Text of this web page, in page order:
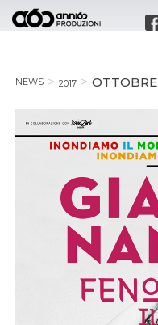
NEWS 2017 OTTOBRE